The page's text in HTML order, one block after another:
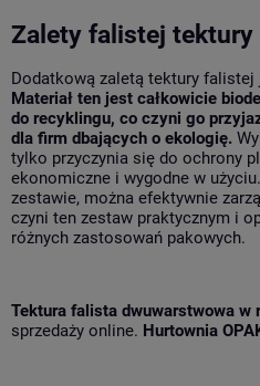
Zalety falistej tektury
Dodatkową zaletą tektury
Materiał ten jest całkowicie
do recyklingu, co czyni go
dla firm dbających o ekologię.
tylko przyczynia się do ochrony
ekonomiczne i wygodne w
zestawie, można efektywnie
czyni ten zestaw praktycznym i
różnych zastosowań pakowych.
Tektura falista dwuwarstwowa
sprzedaży online. Hurtownia